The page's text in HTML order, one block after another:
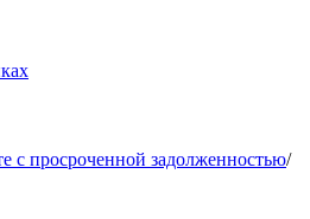
с просроченной задолженностью/